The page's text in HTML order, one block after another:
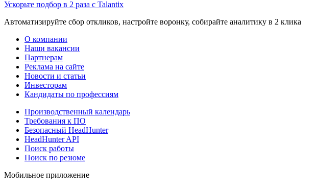
Ускорьте подбор в 2 раза с Talantix
Автоматизируйте сбор откликов, настройте воронку, собирайте аналитику в 2 клика
О компании
Наши вакансии
Партнерам
Реклама на сайте
Новости и статьи
Инвесторам
Кандидаты по профессиям
Производственный календарь
Требования к ПО
Безопасный HeadHunter
HeadHunter API
Поиск работы
Поиск по резюме
Мобильное приложение